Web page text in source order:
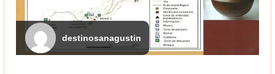
destinosanagustin